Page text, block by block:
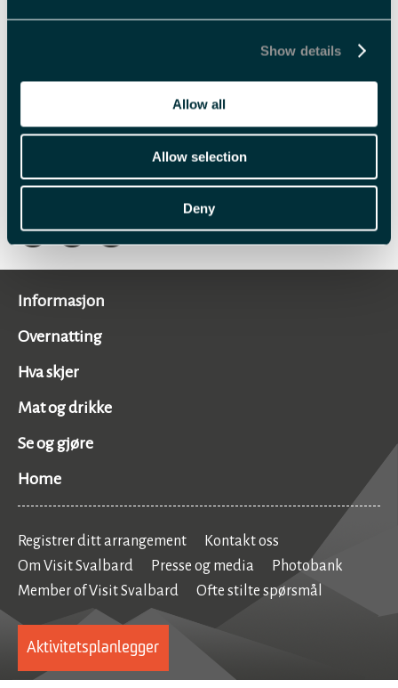
Show details
Allow all
Allow selection
Deny
Skriv ut side Send side på e-post
Informasjon
Overnatting
Hva skjer
Mat og drikke
Se og gjøre
Home
Registrer ditt arrangement
Kontakt oss
Om Visit Svalbard
Presse og media
Photobank
Member of Visit Svalbard
Ofte stilte spørsmål
Aktivitetsplanlegger